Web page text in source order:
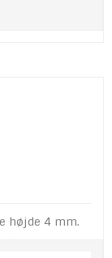
højde 4 mm.